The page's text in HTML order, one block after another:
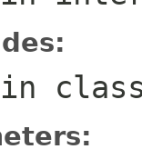
in